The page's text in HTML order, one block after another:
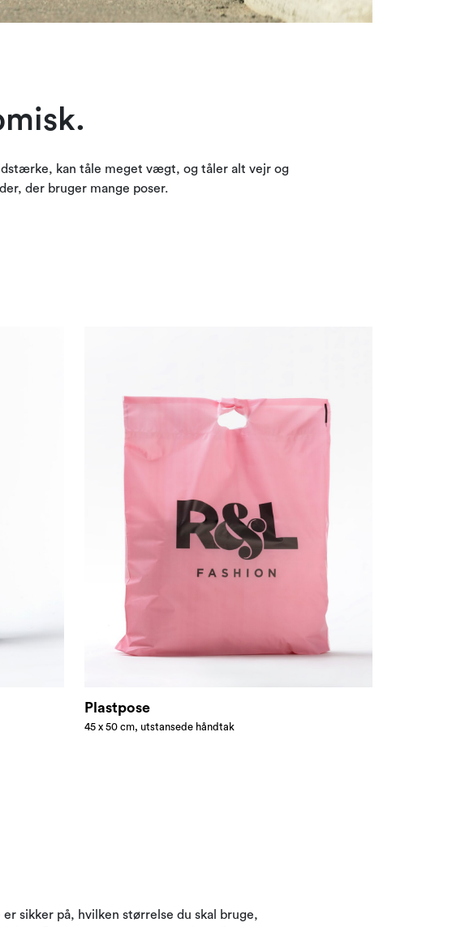
kan tåle meget vægt, og tåler alt vejr og
der bruger mange poser.
Plastpose
45 x 50 cm, utstansede håndtak
sikker på, hvilken størrelse du skal bruge,